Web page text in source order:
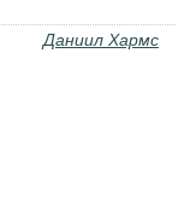
Даниил Хармс